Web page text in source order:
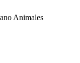
Animales